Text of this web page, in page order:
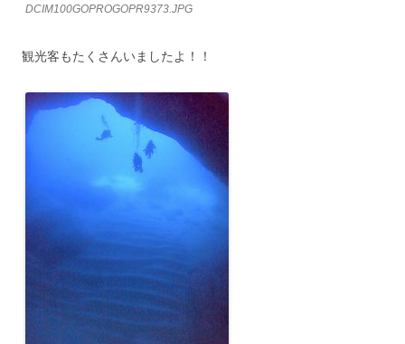
DCIM100GOPROGOPR9373.JPG
観光客もたくさんいましたよ！！